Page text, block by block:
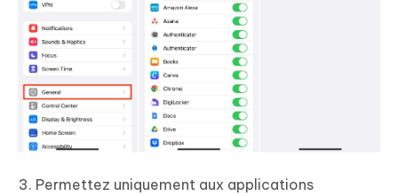
Permettez uniquement aux applications